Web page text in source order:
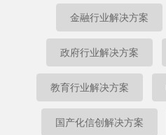
金融行业解决方案
政府行业解决方案
教育行业解决方案
国产化信创解决方案